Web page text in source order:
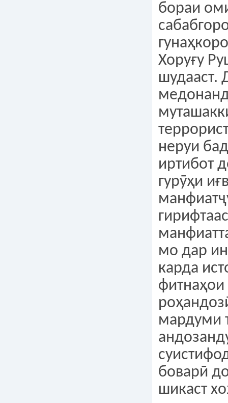
бораи
Хоруғу
шудааст.
неруи
иртибот
гурӯҳи
мо дар
карда
мардуми
боварӣ
шикаст